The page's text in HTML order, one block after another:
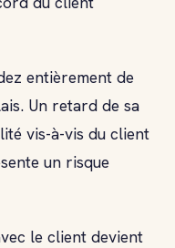
entièrement de
Un retard de sa
vis-à-vis du client
un risque
le client devient